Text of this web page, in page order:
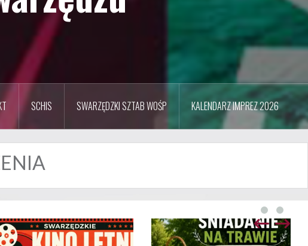
SCHIS SWARZĘDZKI SZTAB WOŚP KALENDARZ IMPREZ 2026